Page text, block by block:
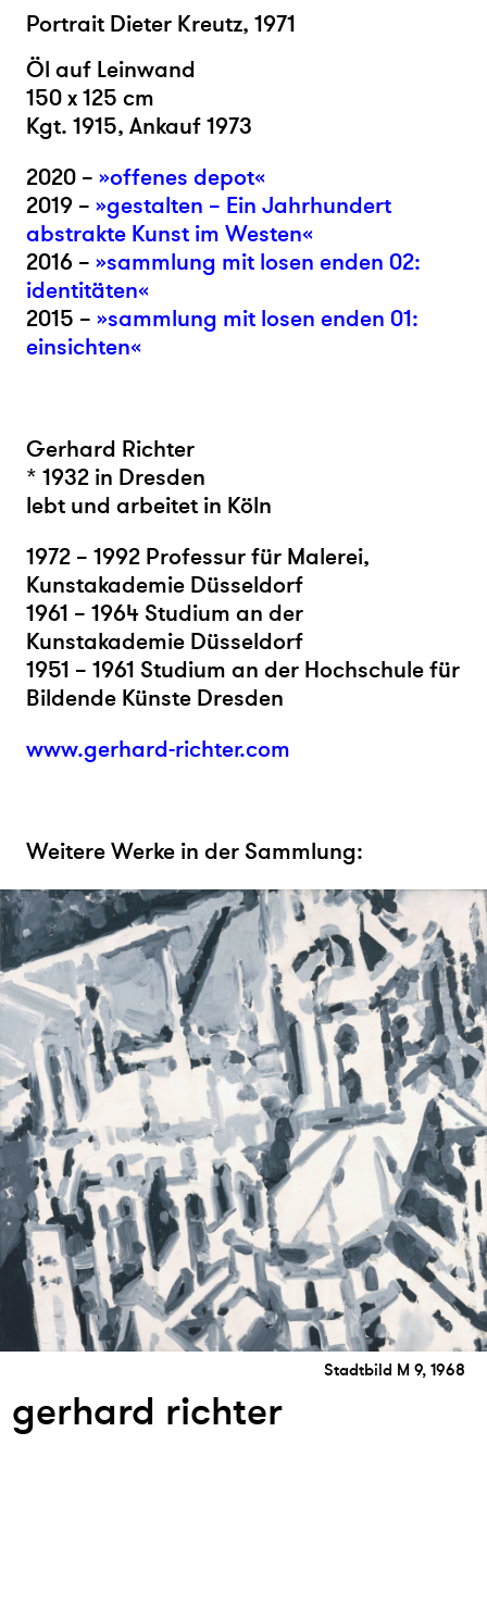
Portrait Dieter Kreutz, 1971
Öl auf Leinwand
150 x 125 cm
Kgt. 1915, Ankauf 1973
2020 – »offenes depot«
2019 – »gestalten – Ein Jahrhundert
abstrakte Kunst im Westen«
2016 – »sammlung mit losen enden 02:
identitäten«
2015 – »sammlung mit losen enden 01:
einsichten«
Gerhard Richter
* 1932 in Dresden
lebt und arbeitet in Köln
1972 – 1992 Professur für Malerei,
Kunstakademie Düsseldorf
1961 – 1964 Studium an der
Kunstakademie Düsseldorf
1951 – 1961 Studium an der Hochschule für
Bildende Künste Dresden
www.gerhard-richter.com
Weitere Werke in der Sammlung:
Stadtbild M 9, 1968
gerhard richter